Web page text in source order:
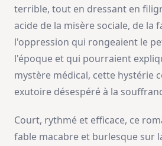
terrible, tout en dressant en
acide de la misère sociale, de la
l'oppression qui rongeaient le
l'époque et qui pourraient
mystère médical, cette hystérie
exutoire désespéré à la
Court, rythmé et efficace, ce
fable macabre et burlesque sur